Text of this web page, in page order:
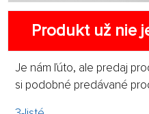
Produkt už nie
Je nám ľúto, ale predaj
si podobné predávané